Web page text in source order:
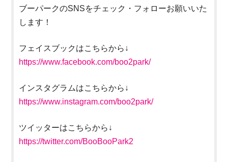
ブーパークのSNSをチェック・フォローお願いいた
します！
フェイスブックはこちらから↓
https://www.facebook.com/boo2park/
インスタグラムはこちらから↓
https://www.instagram.com/boo2park/
ツイッターはこちらから↓
https://twitter.com/BooBooPark2